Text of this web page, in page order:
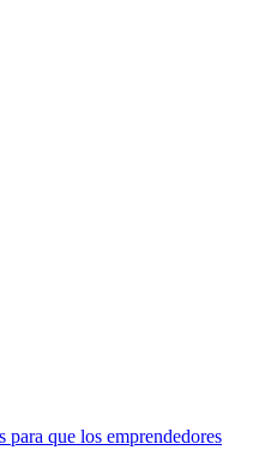
que los emprendedores